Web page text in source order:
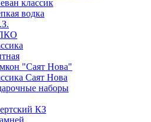
классик
водка
"Саят Нова"
Саят Нова
наборы
КЗ